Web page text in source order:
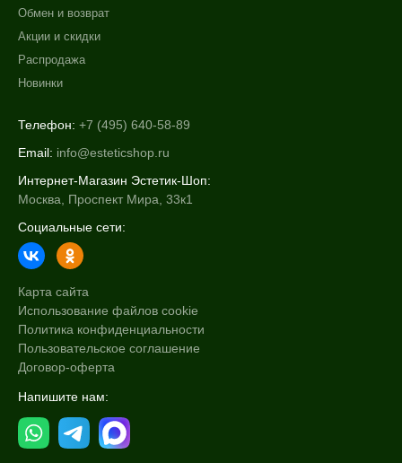
Обмен и возврат
Акции и скидки
Распродажа
Новинки
Телефон: +7 (495) 640-58-89
Email: info@esteticshop.ru
Интернет-Магазин Эстетик-Шоп:
Москва, Проспект Мира, 33к1
Социальные сети:
Карта сайта
Использование файлов cookie
Политика конфиденциальности
Пользовательское соглашение
Договор-оферта
Напишите нам: